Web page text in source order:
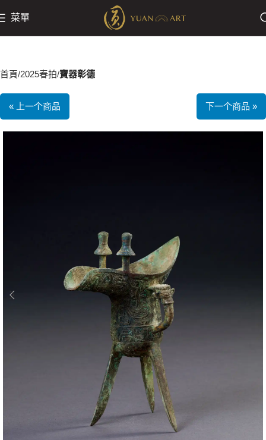
菜單
首頁 2025春拍 寶器彰德
« 上一个商品 下一个商品 »